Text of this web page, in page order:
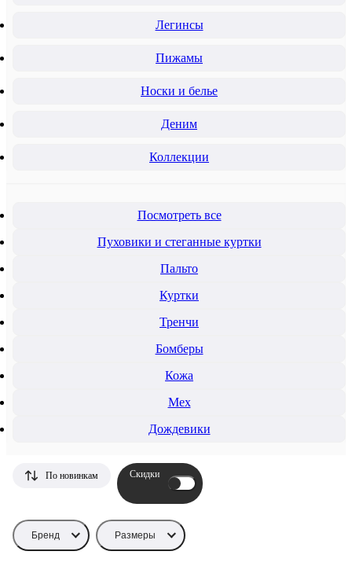
Легинсы
Пижамы
Носки и белье
Деним
Коллекции
Посмотреть все
Пуховики и стеганные куртки
Пальто
Куртки
Тренчи
Бомберы
Кожа
Мех
Дождевики
Бренд Размеры
По новинкам Скидки